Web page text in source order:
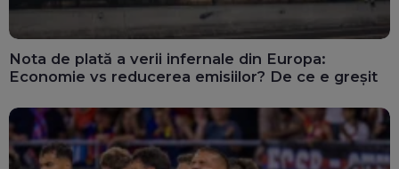
Nota de plată a verii infernale din Europa:
Economie vs reducerea emisiilor? De ce e greșit